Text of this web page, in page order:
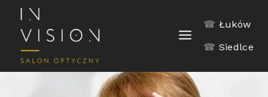
content
☎ Łuków
☎ Siedlce